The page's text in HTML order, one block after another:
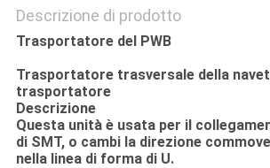
Descrizione di prodotto
Trasportatore del PWB
Trasportatore trasversale della
trasportatore
Descrizione
Questa unità è usata per il
di SMT, o cambi la direzione
nella linea di forma di U.